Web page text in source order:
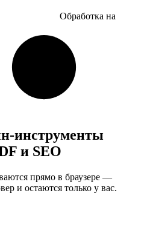
Обработка на
инструменты
и SEO
прямо в браузере —
и остаются только у вас.